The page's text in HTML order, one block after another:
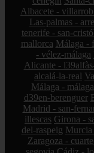
Albacete -
Las-palmas -
tenerife - san-
mallorca Málaga -
- vélez-málaga
Alicante -
alcalá-la-real
Málaga - málaga
d39en-berenguer
Madrid - san-
illescas Girona -
del-raspeig Murcia
Zaragoza -